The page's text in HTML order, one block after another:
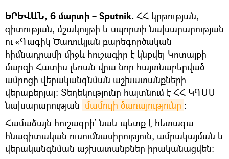
ԵՐԵՎԱՆ, 6 մարտի – Sputnik. ՀՀ կրթության,
գիտության, մշակույթի և սպորտի նախարարության
ու «Գագիկ Ծառուկյան բարեգործական
հիմնադրամի միջև հուշագիր է կնքվել Կոտայքի
մարզի Հատիս լեռան վրա նոր հայտնաբերված
ամրոցի վերականգնման աշխատանքների
վերաբերյալ։ Տեղեկությունը հայտնում է ՀՀ ԿԳՄՍ
նախարարության մամուլի ծառայությունը ։
Համաձայն հուշագրի` նաև պետք է հետագա
հնագիտական ուսումնասիրություն, ամրակայման և
վերականգնման աշխատանքներ իրականացվեն։